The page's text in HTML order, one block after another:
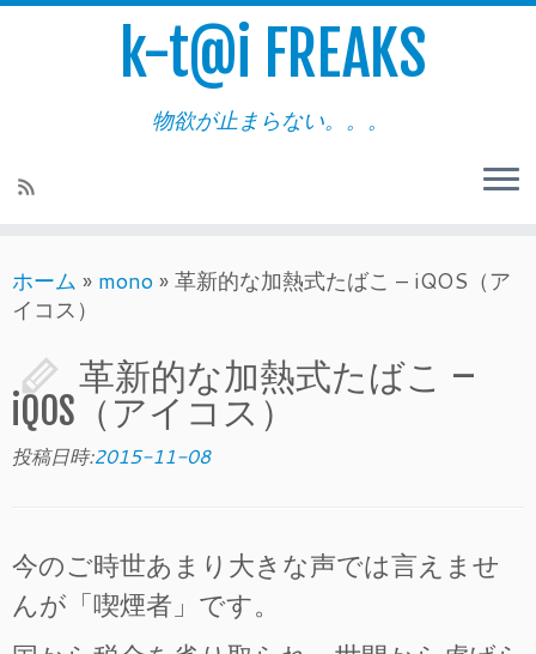
k-t@i FREAKS
物欲が止まらない。。。
ホーム » mono »革新的な加熱式たばこ – iQOS（ア
イコス）
革新的な加熱式たばこ –
iQOS（アイコス）
投稿日時:2015-11-08
今のご時世あまり大きな声では言えませ
んが「喫煙者」です。